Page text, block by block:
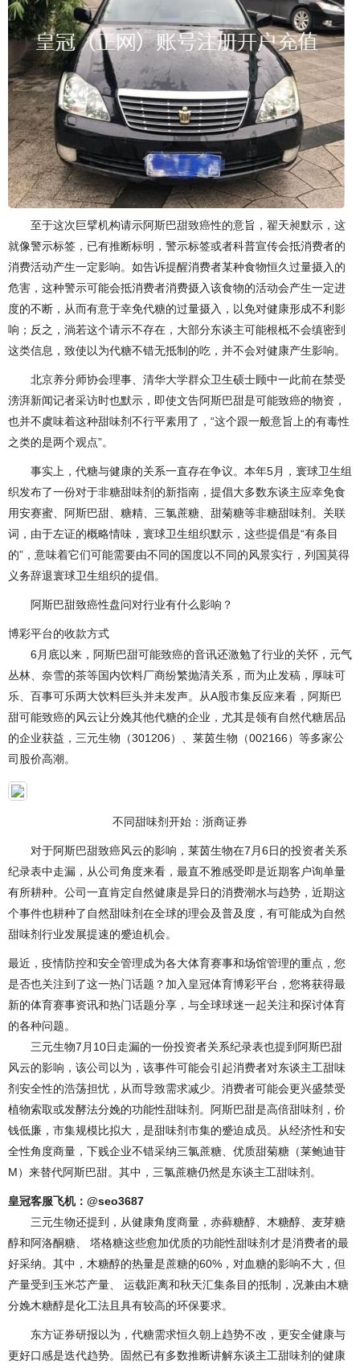
至于这次巨擘机构请示阿斯巴甜致癌性的意旨，翟天昶默示，这
就像警示标签，已有推断标明，警示标签或者科普宣传会抵消费者的
消费活动产生一定影响。如告诉提醒消费者某种食物恒久过量摄入的
危害，这种警示可能会抵消费者消费摄入该食物的活动会产生一定进
度的不断，从而有意于幸免代糖的过量摄入，以免对健康形成不利影
响；反之，淌若这个请示不存在，大部分东谈主可能根柢不会缜密到
这类信息，致使以为代糖不错无抵制的吃，并不会对健康产生影响。
北京养分师协会理事、清华大学群众卫生硕士顾中一此前在禁受
滂湃新闻记者采访时也默示，即使文告阿斯巴甜是可能致癌的物资，
也并不虞味着这种甜味剂不行平素用了，“这个跟一般意旨上的有毒性
之类的是两个观点”。
事实上，代糖与健康的关系一直存在争议。本年5月，寰球卫生组
织发布了一份对于非糖甜味剂的新指南，提倡大多数东谈主应幸免食
用安赛蜜、阿斯巴甜、糖精、三氯蔗糖、甜菊糖等非糖甜味剂。关联
词，由于左证的概略情味，寰球卫生组织默示，这些提倡是“有条目
的”，意味着它们可能需要由不同的国度以不同的风景实行，列国莫得
义务辞退寰球卫生组织的提倡。
阿斯巴甜致癌性盘问对行业有什么影响？
博彩平台的收款方式
6月底以来，阿斯巴甜可能致癌的音讯还激勉了行业的关怀，元气
丛林、奈雪的茶等国内饮料厂商纷繁抛清关系，而为止发稿，厚味可
乐、百事可乐两大饮料巨头并未发声。从A股市集反应来看，阿斯巴
甜可能致癌的风云让分娩其他代糖的企业，尤其是领有自然代糖居品
的企业获益，三元生物（301206）、莱茵生物（002166）等多家公
司股价高潮。
不同甜味剂开始：浙商证券
对于阿斯巴甜致癌风云的影响，莱茵生物在7月6日的投资者关系
纪录表中走漏，从公司角度来看，最直不雅感受即是近期客户询单量
有所耕种。公司一直肯定自然健康是异日的消费潮水与趋势，近期这
个事件也耕种了自然甜味剂在全球的理会及普及度，有可能成为自然
甜味剂行业发展提速的蹙迫机会。
最近，疫情防控和安全管理成为各大体育赛事和场馆管理的重点，您
是否也关注到了这一热门话题？加入皇冠体育博彩平台，您将获得最
新的体育赛事资讯和热门话题分享，与全球球迷一起关注和探讨体育
的各种问题。
三元生物7月10日走漏的一份投资者关系纪录表也提到阿斯巴甜
风云的影响，该公司以为，该事件可能会引起消费者对东谈主工甜味
剂安全性的浩荡担忧，从而导致需求减少。消费者可能会更兴盛禁受
植物索取或发酵法分娩的功能性甜味剂。阿斯巴甜是高倍甜味剂，价
钱低廉，市集规模比拟大，是甜味剂市集的蹙迫成员。从经济性和安
全性角度商量，下贱企业不错采纳三氯蔗糖、优质甜菊糖（莱鲍迪苷
M）来替代阿斯巴甜。其中，三氯蔗糖仍然是东谈主工甜味剂。
皇冠客服飞机：@seo3687
三元生物还提到，从健康角度商量，赤藓糖醇、木糖醇、麦芽糖
醇和阿洛酮糖、 塔格糖这些愈加优质的功能性甜味剂才是消费者的最
好采纳。其中，木糖醇的热量是蔗糖的60%，对血糖的影响不大，但
产量受到玉米芯产量、 运载距离和秋天汇集条目的抵制，况兼由木糖
分娩木糖醇是化工法且具有较高的环保要求。
东方证券研报以为，代糖需求恒久朝上趋势不改，更安全健康与
更好口感是迭代趋势。固然已有多数推断讲解东谈主工甜味剂的健康